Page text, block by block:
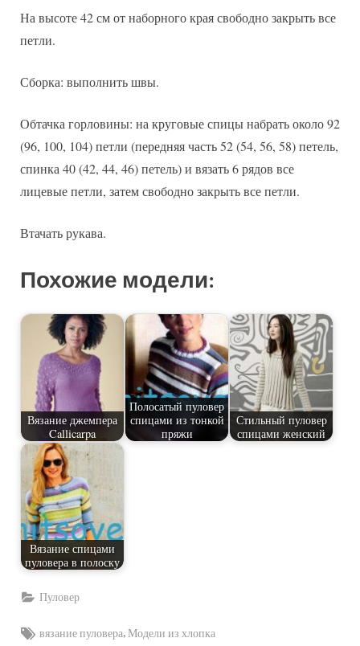
На высоте 42 см от наборного края свободно закрыть все
петли.
Сборка: выполнить швы.
Обтачка горловины: на круговые спицы набрать около 92
(96, 100, 104) петли (передняя часть 52 (54, 56, 58) петель,
спинка 40 (42, 44, 46) петель) и вязать 6 рядов все
лицевые петли, затем свободно закрыть все петли.
Втачать рукава.
Похожие модели:
Вязание джемпера
Callicarpa
Полосатый пуловер
спицами из тонкой
пряжи
Стильный пуловер
спицами женский
Вязание спицами
пуловера в полоску
Пуловер
Tags:
вязание пуловера,Модели из хлопка